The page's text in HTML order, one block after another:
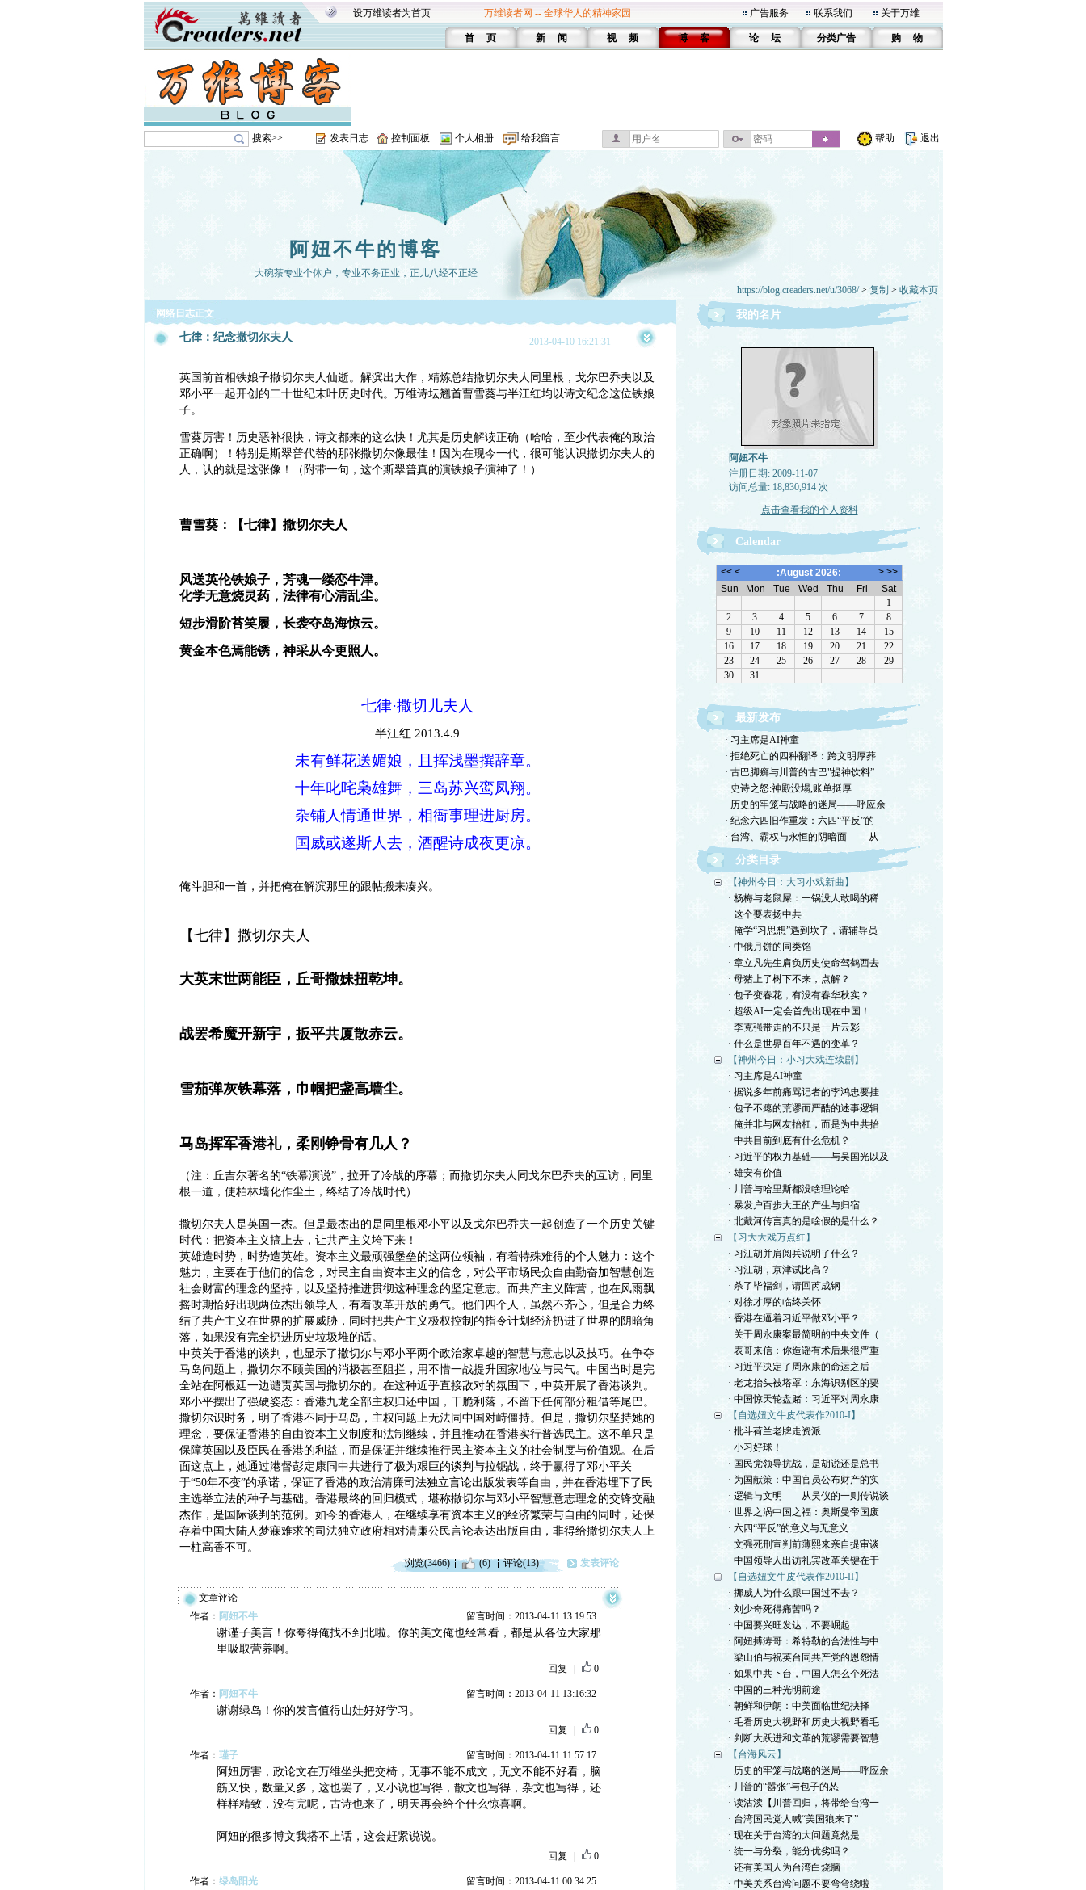
设万维读者为首页 万维读者网 -- 全球华人的精神家园 广告服务 联系我们 关于万维
首 页 新 闻 视 频 博 客 论 坛 分类广告 购 物
搜索>> 发表日志 控制面板 个人相册 给我留言 帮助 退出
阿妞不牛的博客
大碗茶专业个体户，专业不务正业，正儿八经不正经
https://blog.creaders.net/u/3068/> 复制 > 收藏本页
网络日志正文
七律：纪念撒切尔夫人 2013-04-10 16:21:31
英国前首相铁娘子撒切尔夫人仙逝。解滨出大作，精炼总结撒切尔夫人同里根，戈尔巴乔夫以及
邓小平一起开创的二十世纪末叶历史时代。万维诗坛翘首曹雪葵与半江红均以诗文纪念这位铁娘
子。
雪葵厉害！历史恶补很快，诗文都来的这么快！尤其是历史解读正确（哈哈，至少代表俺的政治
正确啊）！特别是斯翠普代替的那张撒切尔像最佳！因为在现今一代，很可能认识撒切尔夫人的
人，认的就是这张像！
（附带一句，这个斯翠普真的演铁娘子演神了！）
曹雪葵：【七律】撒切尔夫人
风送英伦铁娘子，芳魂一缕恋牛津。
化学无意烧灵药，法律有心清乱尘。
短步滑阶苔笑履，长袭夺岛海惊云。
黄金本色焉能锈，神采从今更照人。
七律·撒切儿夫人
半江红 2013.4.9
未有鲜花送媚娘，且挥浅墨撰辞章。
十年叱咤枭雄舞，三岛苏兴鸾凤翔。
杂铺人情通世界，相衙事理进厨房。
国威或遂斯人去，酒醒诗成夜更凉。
俺斗胆和一首，并把俺在解滨那里的跟帖搬来凑兴。
【七律】撒切尔夫人
大英末世两能臣，丘哥撒妹扭乾坤。
战罢希魔开新宇，扳平共厦散赤云。
雪茄弹灰铁幕落，巾帼把盏高墙尘。
马岛挥军香港礼，柔刚铮骨有几人？
（注：丘吉尔著名的“铁幕演说”，拉开了冷战的序幕；而撒切尔夫人同戈尔巴乔夫的互访，同里
根一道，使柏林墙化作尘土，终结了冷战时代）
撒切尔夫人是英国一杰。但是最杰出的是同里根邓小平以及戈尔巴乔夫一起创造了一个历史关键
时代：把资本主义搞上去，让共产主义垮下来！
英雄造时势，时势造英雄。资本主义最顽强堡垒的这两位领袖，有着特殊难得的个人魅力：这个
魅力，主要在于他们的信念，对民主自由资本主义的信念，对公平市场民众自由勤奋加智慧创造
社会财富的理念的坚持，以及坚持推进贯彻这种理念的坚定意志。而共产主义阵营，也在风雨飘
摇时期恰好出现两位杰出领导人，有着改革开放的勇气。他们四个人，虽然不齐心，但是合力终
结了共产主义在世界的扩展威胁，同时把共产主义极权控制的指令计划经济扔进了世界的阴暗角
落，如果没有完全扔进历史垃圾堆的话。
中英关于香港的谈判，也显示了撒切尔与邓小平两个政治家卓越的智慧与意志以及技巧。在争夺
马岛问题上，撒切尔不顾美国的消极甚至阻拦，用不惜一战提升国家地位与民气。中国当时是完
全站在阿根廷一边谴责英国与撒切尔的。在这种近乎直接敌对的氛围下，中英开展了香港谈判。
邓小平摆出了强硬姿态：香港九龙全部主权归还中国，干脆利落，不留下任何部分租借等尾巴。
撒切尔识时务，明了香港不同于马岛，主权问题上无法同中国对峙僵持。但是，撒切尔坚持她的
理念，要保证香港的自由资本主义制度和法制继续，并且推动在香港实行普选民主。这不单只是
保障英国以及臣民在香港的利益，而是保证并继续推行民主资本主义的社会制度与价值观。在后
面这点上，她通过港督彭定康同中共进行了极为艰巨的谈判与拉锯战，终于赢得了邓小平关
于“50年不变”的承诺，保证了香港的政治清廉司法独立言论出版发表等自由，并在香港埋下了民
主选举立法的种子与基础。香港最终的回归模式，堪称撒切尔与邓小平智慧意志理念的交锋交融
杰作，是国际谈判的范例。如今的香港人，在继续享有资本主义的经济繁荣与自由的同时，还保
存着中国大陆人梦寐难求的司法独立政府相对清廉公民言论表达出版自由，非得给撒切尔夫人上
一柱高香不可。
浏览(3466) (6) 评论(13) 发表评论
文章评论
作者： 阿妞不牛 留言时间：2013-04-11 13:19:53
谢谨子美言！你夸得俺找不到北啦。你的美文俺也经常看，都是从各位大家那
里吸取营养啊。
回复 0
作者： 阿妞不牛 留言时间：2013-04-11 13:16:32
谢谢绿岛！你的发言值得山娃好好学习。
回复 0
作者： 瑾子 留言时间：2013-04-11 11:57:17
阿妞厉害，政论文在万维坐头把交椅，无事不能不成文，无文不能不好看，脑
筋又快，数量又多，这也罢了，又小说也写得，散文也写得，杂文也写得，还
样样精致，没有完呢，古诗也来了，明天再会给个什么惊喜啊。
阿妞的很多博文我搭不上话，这会赶紧说说。
回复 0
作者： 绿岛阳光 留言时间：2013-04-11 00:34:25
我的名片
阿妞不牛
注册日期: 2009-11-07
访问总量: 18,830,914 次
点击查看我的个人资料
Calendar
最新发布
· 习主席是AI神童
· 拒绝死亡的四种翻译：跨文明厚葬
· 古巴脚癣与川普的古巴"提神饮料”
· 史诗之怒:神殿没塌,账单挺厚
· 历史的牢笼与战略的迷局——呼应余
· 纪念六四旧作重发：六四“平反”的
· 台湾、霸权与永恒的阴暗面 ——从
分类目录
【神州今日：大习小戏新曲】
· 杨梅与老鼠屎：一锅没人敢喝的稀
· 这个要表扬中共
· 俺学“习思想”遇到坎了，请辅导员
· 中俄月饼的同类馅
· 章立凡先生肩负历史使命驾鹤西去
· 母猪上了树下不来，点解？
· 包子变春花，有没有春华秋实？
· 超级AI一定会首先出现在中国！
· 李克强带走的不只是一片云彩
· 什么是世界百年不遇的变革？
【神州今日：小习大戏连续剧】
· 习主席是AI神童
· 据说多年前痛骂记者的李鸿忠要挂
· 包子不瘪的荒谬而严酷的述事逻辑
· 俺并非与网友抬杠，而是为中共抬
· 中共目前到底有什么危机？
· 习近平的权力基础——与吴国光以及
· 雄安有价值
· 川普与哈里斯都没啥理论哈
· 暴发户百步大王的产生与归宿
· 北戴河传言真的是啥假的是什么？
【习大大戏万点红】
· 习江胡并肩阅兵说明了什么？
· 习江胡，京津试比高？
· 杀了毕福剑，请回芮成钢
· 对徐才厚的临终关怀
· 香港在逼着习近平做邓小平？
· 关于周永康案最简明的中央文件（
· 表哥来信：你造谣有术后果很严重
· 习近平决定了周永康的命运之后
· 老龙抬头被塔罩：东海识别区的要
· 中国惊天轮盘赌：习近平对周永康
【自选妞文牛皮代表作2010-I】
· 批斗荷兰老牌走资派
· 小习好球！
· 国民党领导抗战，是胡说还是总书
· 为国献策：中国官员公布财产的实
· 逻辑与文明——从吴仪的一则传说谈
· 世界之涡中国之福：奥斯曼帝国废
· 六四“平反”的意义与无意义
· 文强死刑宣判前薄熙来亲自提审谈
· 中国领导人出访礼宾改革关键在于
【自选妞文牛皮代表作2010-II】
· 挪威人为什么跟中国过不去？
· 刘少奇死得痛苦吗？
· 中国要兴旺发达，不要崛起
· 阿妞搏涛哥：希特勒的合法性与中
· 梁山伯与祝英台同共产党的恩怨情
· 如果中共下台，中国人怎么个死法
· 中国的三种光明前途
· 朝鲜和伊朗：中美面临世纪抉择
· 毛看历史大视野和历史大视野看毛
· 判断大跃进和文革的荒谬需要智慧
【台海风云】
· 历史的牢笼与战略的迷局——呼应余
· 川普的“嚣张”与包子的怂
· 读沽渎【川普回归，将带给台湾一
· 台湾国民党人喊“美国狼来了”
· 现在关于台湾的大问题竟然是
· 统一与分裂，能分优劣吗？
· 还有美国人为台湾白烧脑
· 中美关系台湾问题不要弯弯绕啦